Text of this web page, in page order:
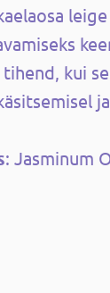
kui
: Jasminum